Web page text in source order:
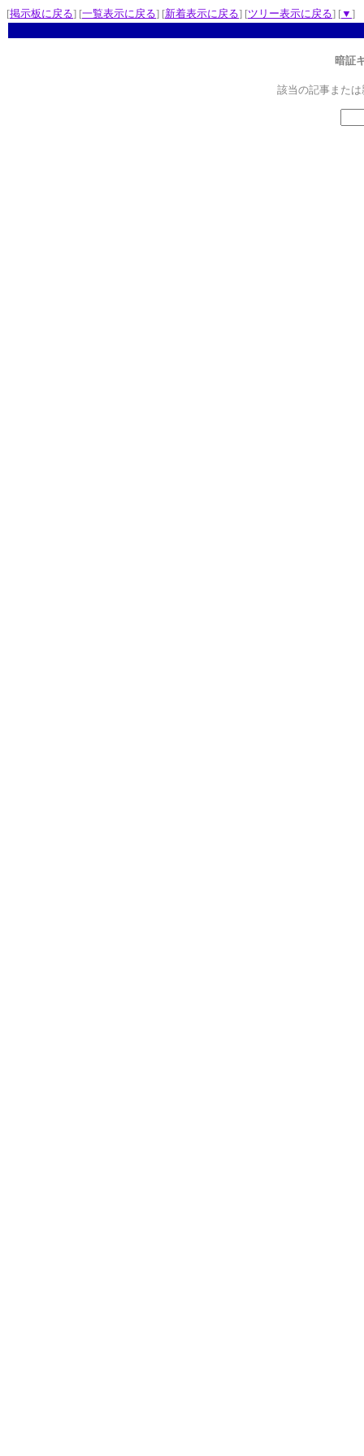
[掲示板に戻る] [一覧表示に戻る] [新着表示に戻る] [ツリー表示に戻る] [▼ ]
暗証
該当の記事また